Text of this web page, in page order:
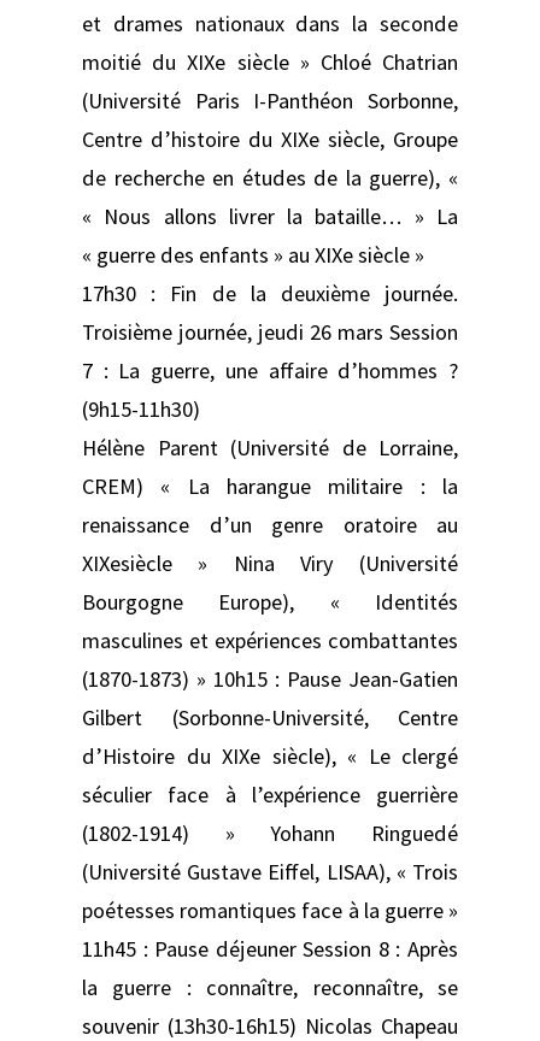
et drames nationaux dans la seconde
moitié du XIXe siècle » Chloé Chatrian
(Université Paris I-Panthéon Sorbonne,
Centre d’histoire du XIXe siècle, Groupe
de recherche en études de la guerre), «
« Nous allons livrer la bataille… » La
« guerre des enfants » au XIXe siècle »
17h30 : Fin de la deuxième journée.
Troisième journée, jeudi 26 mars Session
7 : La guerre, une affaire d’hommes ?
(9h15-11h30)
Hélène Parent (Université de Lorraine,
CREM) « La harangue militaire : la
renaissance d’un genre oratoire au
XIXesiècle » Nina Viry (Université
Bourgogne Europe), « Identités
masculines et expériences combattantes
(1870-1873) » 10h15 : Pause Jean-Gatien
Gilbert (Sorbonne-Université, Centre
d’Histoire du XIXe siècle), « Le clergé
séculier face à l’expérience guerrière
(1802-1914) » Yohann Ringuedé
(Université Gustave Eiffel, LISAA), « Trois
poétesses romantiques face à la guerre »
11h45 : Pause déjeuner Session 8 : Après
la guerre : connaître, reconnaître, se
souvenir (13h30-16h15) Nicolas Chapeau